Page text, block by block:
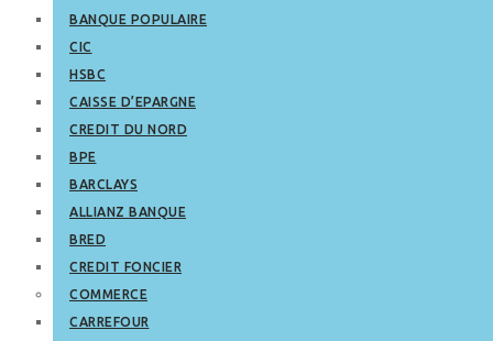
BANQUE POPULAIRE
CIC
HSBC
CAISSE D’EPARGNE
CREDIT DU NORD
BPE
BARCLAYS
ALLIANZ BANQUE
BRED
CREDIT FONCIER
COMMERCE
CARREFOUR